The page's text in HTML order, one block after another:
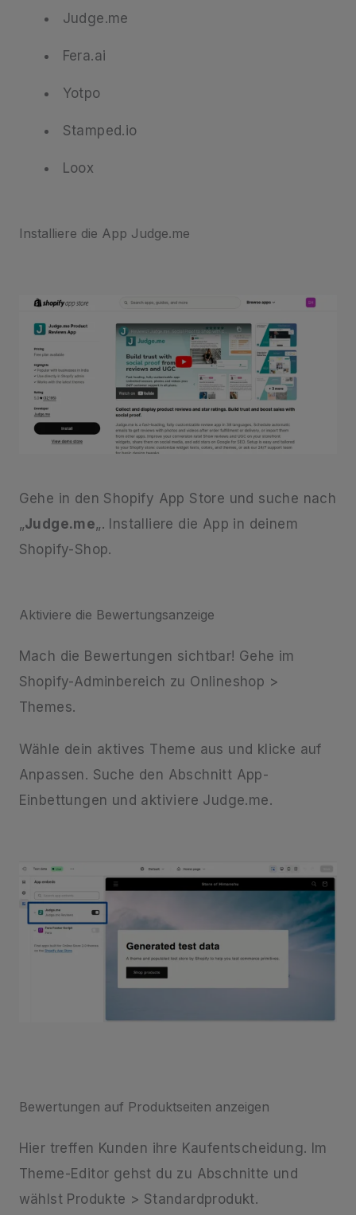
Judge.me
Fera.ai
Yotpo
Stamped.io
Loox
Installiere die App Judge.me
Gehe in den Shopify App Store und suche nach
„Judge.me„. Installiere die App in deinem
Shopify-Shop.
Aktiviere die Bewertungsanzeige
Mach die Bewertungen sichtbar! Gehe im
Shopify-Adminbereich zu Onlineshop >
Themes.
Wähle dein aktives Theme aus und klicke auf
Anpassen. Suche den Abschnitt App-
Einbettungen und aktiviere Judge.me.
Bewertungen auf Produktseiten anzeigen
Hier treffen Kunden ihre Kaufentscheidung. Im
Theme-Editor gehst du zu Abschnitte und
wählst Produkte > Standardprodukt.